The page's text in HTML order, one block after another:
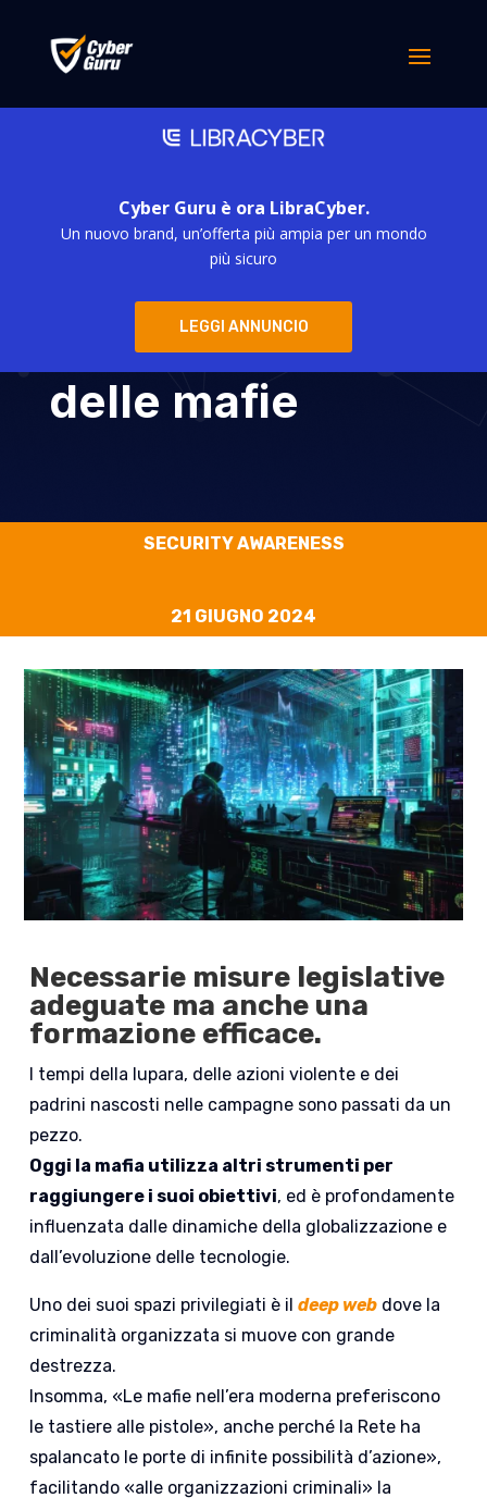
Cyber Guru è ora LibraCyber.
Un nuovo brand, un’offerta più ampia per un mondo
più sicuro
LEGGI ANNUNCIO
Dalla lupara al
dark web,
l’evoluzione
delle mafie
SECURITY AWARENESS
21 GIUGNO 2024
Necessarie misure legislative
adeguate ma anche una
formazione efficace.
I tempi della lupara, delle azioni violente e dei
padrini nascosti nelle campagne sono passati da un
pezzo.
Oggi la mafia utilizza altri strumenti per
raggiungere i suoi obiettivi, ed è profondamente
influenzata dalle dinamiche della globalizzazione e
dall’evoluzione delle tecnologie.
Uno dei suoi spazi privilegiati è ildeep web dove la
criminalità organizzata si muove con grande
destrezza.
Insomma, «Le mafie nell’era moderna preferiscono
le tastiere alle pistole», anche perché la Rete ha
spalancato le porte di infinite possibilità d’azione»,
facilitando «alle organizzazioni criminali» la